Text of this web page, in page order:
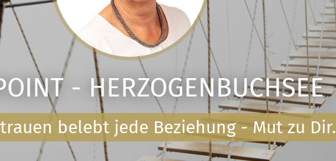
- HERZOGENBUCHSEE
belebt jede Beziehung - Mut zu Dir.